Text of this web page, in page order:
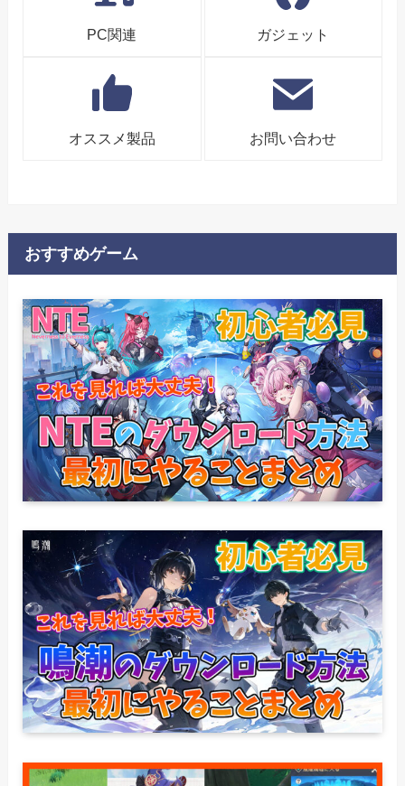
PC関連 ガジェット
オススメ製品 お問い合わせ
おすすめゲーム